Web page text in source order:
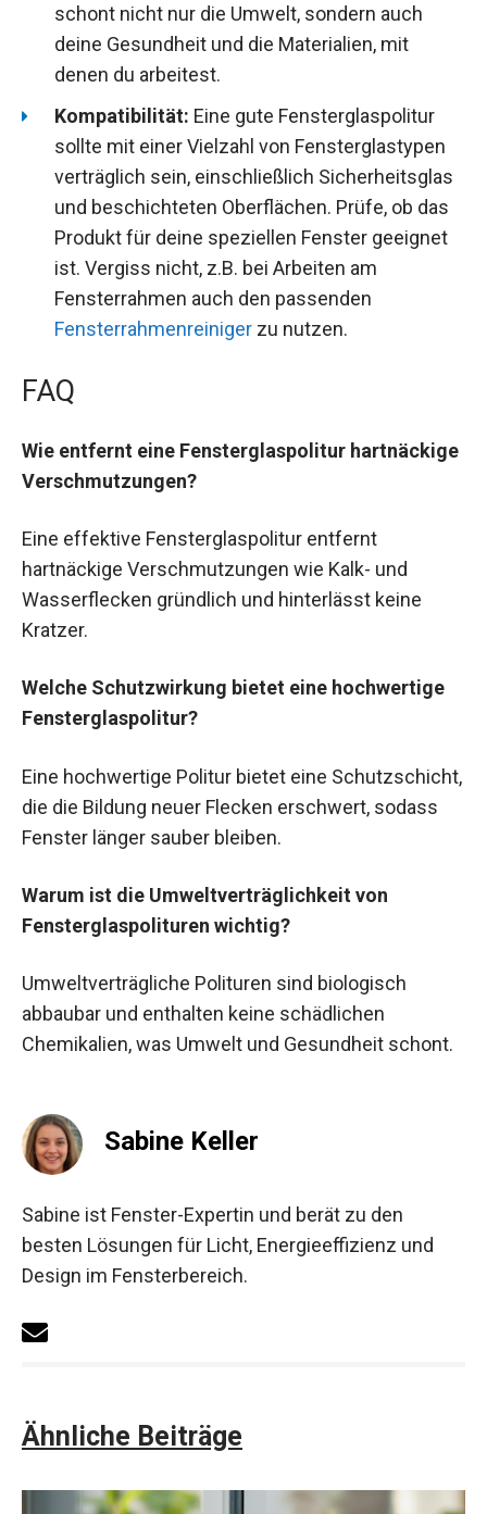
schont nicht nur die Umwelt, sondern auch
deine Gesundheit und die Materialien, mit
denen du arbeitest.
Kompatibilität: Eine gute Fensterglaspolitur
sollte mit einer Vielzahl von Fensterglastypen
verträglich sein, einschließlich Sicherheitsglas
und beschichteten Oberflächen. Prüfe, ob das
Produkt für deine speziellen Fenster geeignet
ist. Vergiss nicht, z.B. bei Arbeiten am
Fensterrahmen auch den passenden
Fensterrahmenreiniger zu nutzen.
FAQ
Wie entfernt eine Fensterglaspolitur hartnäckige
Verschmutzungen?
Eine effektive Fensterglaspolitur entfernt
hartnäckige Verschmutzungen wie Kalk- und
Wasserflecken gründlich und hinterlässt keine
Kratzer.
Welche Schutzwirkung bietet eine hochwertige
Fensterglaspolitur?
Eine hochwertige Politur bietet eine Schutzschicht,
die die Bildung neuer Flecken erschwert, sodass
Fenster länger sauber bleiben.
Warum ist die Umweltverträglichkeit von
Fensterglaspolituren wichtig?
Umweltverträgliche Polituren sind biologisch
abbaubar und enthalten keine schädlichen
Chemikalien, was Umwelt und Gesundheit schont.
Sabine Keller
Sabine ist Fenster-Expertin und berät zu den
besten Lösungen für Licht, Energieeffizienz und
Design im Fensterbereich.
Ähnliche Beiträge